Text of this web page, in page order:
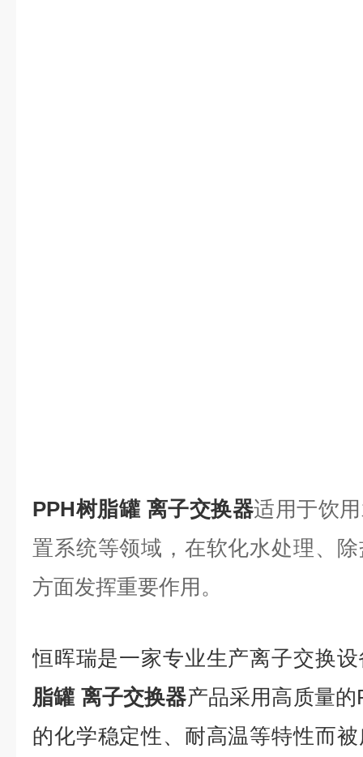
PPH树脂罐 离子交换器适用于饮
置系统等领域，在软化水处理、
方面发挥重要作用。
恒晖瑞是一家专业生产离子交换
脂罐 离子交换器产品采用高质量
的化学稳定性、耐高温等特性而